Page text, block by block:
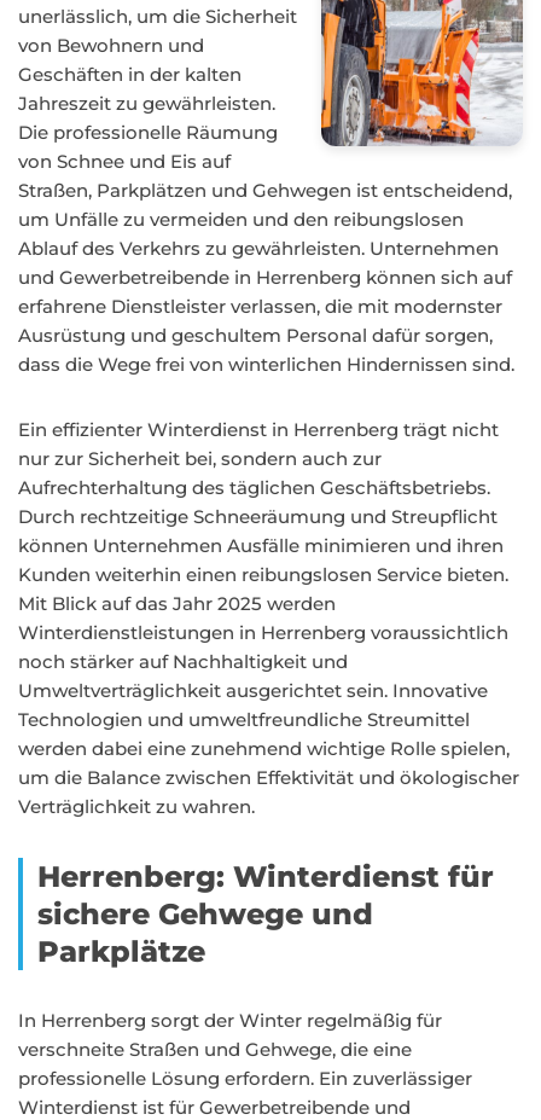
unerlässlich, um die Sicherheit
von Bewohnern und
Geschäften in der kalten
Jahreszeit zu gewährleisten.
Die professionelle Räumung
von Schnee und Eis auf
Straßen, Parkplätzen und Gehwegen ist entscheidend,
um Unfälle zu vermeiden und den reibungslosen
Ablauf des Verkehrs zu gewährleisten. Unternehmen
und Gewerbetreibende in Herrenberg können sich auf
erfahrene Dienstleister verlassen, die mit modernster
Ausrüstung und geschultem Personal dafür sorgen,
dass die Wege frei von winterlichen Hindernissen sind.
Ein effizienter Winterdienst in Herrenberg trägt nicht
nur zur Sicherheit bei, sondern auch zur
Aufrechterhaltung des täglichen Geschäftsbetriebs.
Durch rechtzeitige Schneeräumung und Streupflicht
können Unternehmen Ausfälle minimieren und ihren
Kunden weiterhin einen reibungslosen Service bieten.
Mit Blick auf das Jahr 2025 werden
Winterdienstleistungen in Herrenberg voraussichtlich
noch stärker auf Nachhaltigkeit und
Umweltverträglichkeit ausgerichtet sein. Innovative
Technologien und umweltfreundliche Streumittel
werden dabei eine zunehmend wichtige Rolle spielen,
um die Balance zwischen Effektivität und ökologischer
Verträglichkeit zu wahren.
Herrenberg: Winterdienst für
sichere Gehwege und
Parkplätze
In Herrenberg sorgt der Winter regelmäßig für
verschneite Straßen und Gehwege, die eine
professionelle Lösung erfordern. Ein zuverlässiger
Winterdienst ist für Gewerbetreibende und